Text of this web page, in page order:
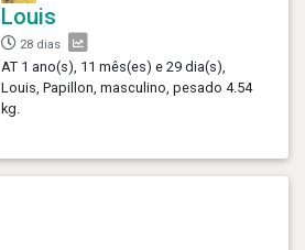
Louis
28 dias
AT 1 ano(s), 11 mês(es) e 29 dia(s),
Louis, Papillon, masculino, pesado 4.54
kg.